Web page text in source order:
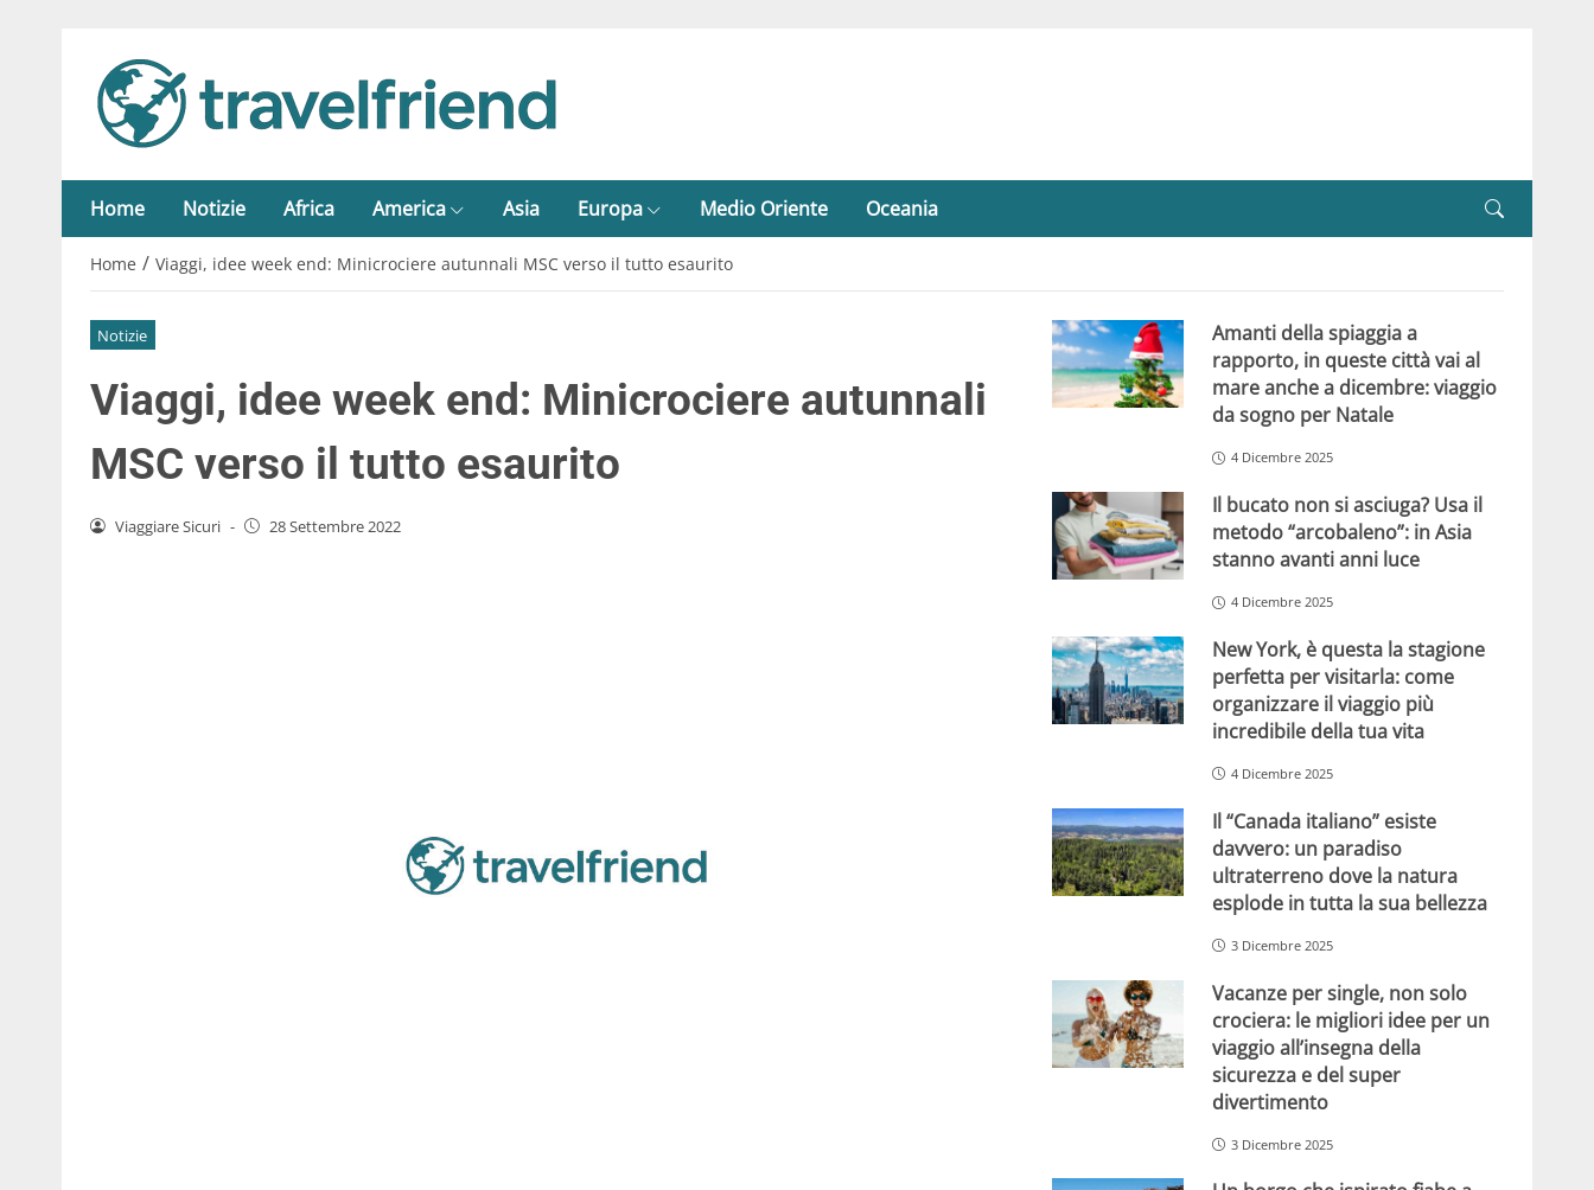
Home Notizie Africa America Asia Europa Medio Oriente Oceania
Home / Viaggi, idee week end: Minicrociere autunnali MSC verso il tutto esaurito
Notizie
Viaggi, idee week end: Minicrociere autunnali
MSC verso il tutto esaurito
Viaggiare Sicuri - 28 Settembre 2022
Amanti della spiaggia a
rapporto, in queste città vai al
mare anche a dicembre: viaggio
da sogno per Natale
4 Dicembre 2025
Il bucato non si asciuga? Usa il
metodo “arcobaleno”: in Asia
stanno avanti anni luce
4 Dicembre 2025
New York, è questa la stagione
perfetta per visitarla: come
organizzare il viaggio più
incredibile della tua vita
4 Dicembre 2025
Il “Canada italiano” esiste
davvero: un paradiso
ultraterreno dove la natura
esplode in tutta la sua bellezza
3 Dicembre 2025
Vacanze per single, non solo
crociera: le migliori idee per un
viaggio all’insegna della
sicurezza e del super
divertimento
3 Dicembre 2025